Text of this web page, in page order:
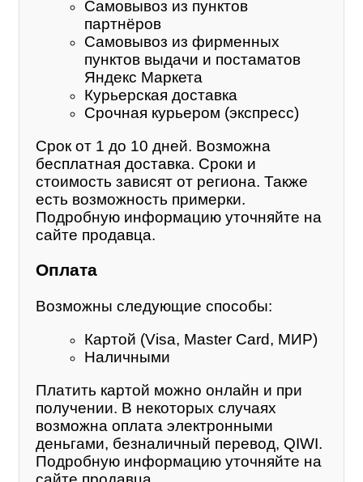
Самовывоз из пунктов
партнёров
Самовывоз из фирменных
пунктов выдачи и постаматов
Яндекс Маркета
Курьерская доставка
Срочная курьером (экспресс)
Срок от 1 до 10 дней. Возможна
бесплатная доставка. Сроки и
стоимость зависят от региона. Также
есть возможность примерки.
Подробную информацию уточняйте на
сайте продавца.
Оплата
Возможны следующие способы:
Картой (Visa, Master Card, МИР)
Наличными
Платить картой можно онлайн и при
получении. В некоторых случаях
возможна оплата электронными
деньгами, безналичный перевод, QIWI.
Подробную информацию уточняйте на